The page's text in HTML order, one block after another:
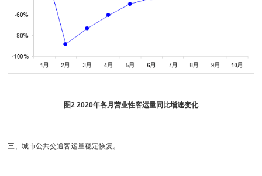
图2 2020年各月营业性客运量同比增速变化
三、城市公共交通客运量稳定恢复。